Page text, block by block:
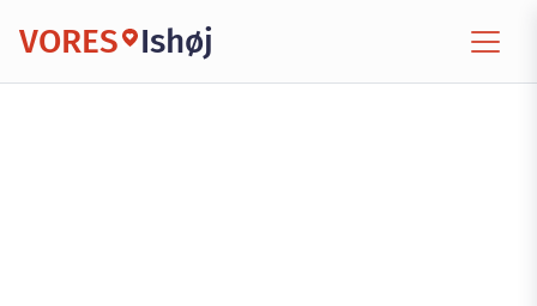
VORES Ishøj